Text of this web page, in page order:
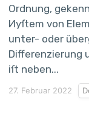
Ordnung,
Иyſtem von
unter- oder
Differenzierung
iſt neben...
27. Februar 2022